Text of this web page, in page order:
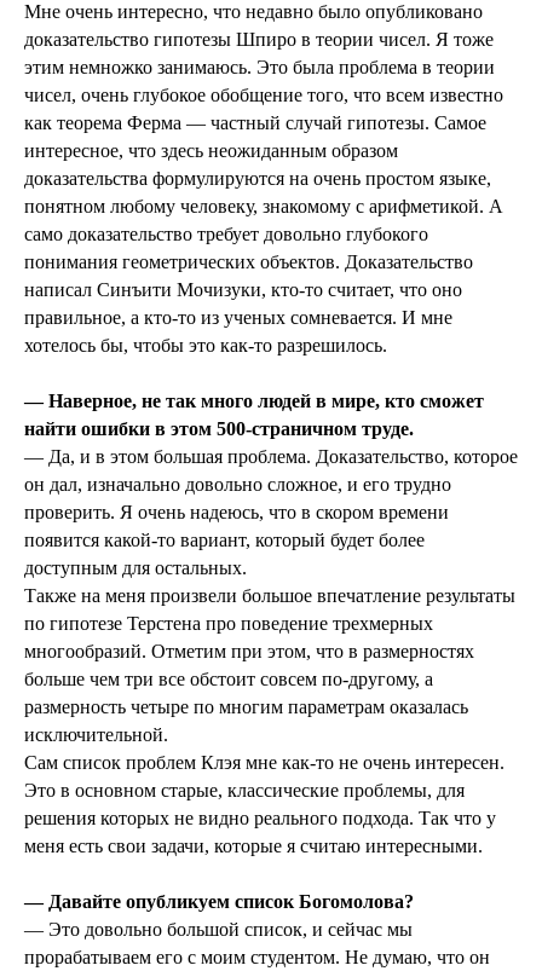
Мне очень интересно, что недавно было опубликовано
доказательство гипотезы Шпиро в теории чисел. Я тоже
этим немножко занимаюсь. Это была проблема в теории
чисел, очень глубокое обобщение того, что всем известно
как теорема Ферма — частный случай гипотезы. Самое
интересное, что здесь неожиданным образом
доказательства формулируются на очень простом языке,
понятном любому человеку, знакомому с арифметикой. А
само доказательство требует довольно глубокого
понимания геометрических объектов. Доказательство
написал Синъити Мочизуки, кто-то считает, что оно
правильное, а кто-то из ученых сомневается. И мне
хотелось бы, чтобы это как-то разрешилось.
— Наверное, не так много людей в мире, кто сможет
найти ошибки в этом 500-страничном труде.
— Да, и в этом большая проблема. Доказательство, которое
он дал, изначально довольно сложное, и его трудно
проверить. Я очень надеюсь, что в скором времени
появится какой-то вариант, который будет более
доступным для остальных.
Также на меня произвели большое впечатление результаты
по гипотезе Терстена про поведение трехмерных
многообразий. Отметим при этом, что в размерностях
больше чем три все обстоит совсем по-другому, а
размерность четыре по многим параметрам оказалась
исключительной.
Сам список проблем Клэя мне как-то не очень интересен.
Это в основном старые, классические проблемы, для
решения которых не видно реального подхода. Так что у
меня есть свои задачи, которые я считаю интересными.
— Давайте опубликуем список Богомолова?
— Это довольно большой список, и сейчас мы
прорабатываем его с моим студентом. Не думаю, что он